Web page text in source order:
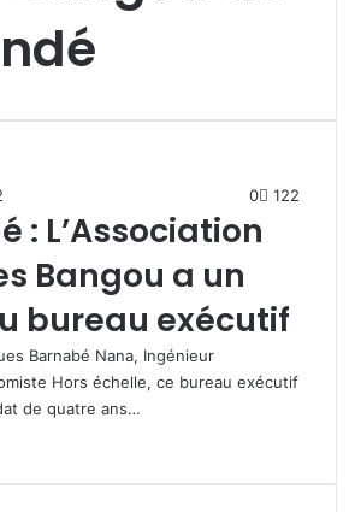
0 122
: L’Association
Bangou a un
bureau exécutif
Barnabé Nana, Ingénieur
Hors échelle, ce bureau exécutif
de quatre ans…